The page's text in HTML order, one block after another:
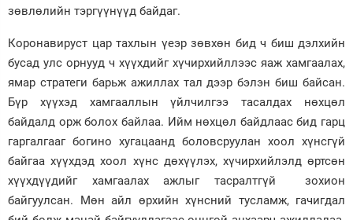
зөвлөлийн тэргүүнүүд байдаг.
Коронавируст цар тахлын үеэр зөвхөн бид ч биш дэлхийн
бусад улс орнууд ч хүүхдийг хүчирхийллээс яаж хамгаалах,
ямар стратеги барьж ажиллах тал дээр бэлэн биш байсан.
Бүр хүүхэд хамгааллын үйлчилгээ тасалдах нөхцөл
байдалд орж болох байлаа. Ийм нөхцөл байдлаас бид гарц
гаргалгааг богино хугацаанд боловсруулан хоол хүнсгүй
байгаа хүүхдэд хоол хүнс дөхүүлэх, хүчирхийлэлд өртсөн
хүүхдүүдийг хамгаалах ажлыг тасралтгүй зохион
байгуулсан. Мөн айл өрхийн хүнсний тусламж, гачигдал